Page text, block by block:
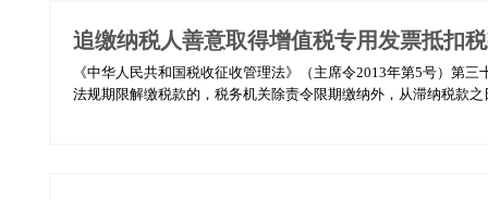
追缴纳税人善意取得增值税专用发票抵扣
《中华人民共和国税收征收管理法》（主席令2013年第5号）第
法规期限解缴税款的，税务机关除责令限期缴纳外，从滞纳税款